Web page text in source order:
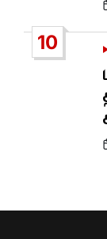
10